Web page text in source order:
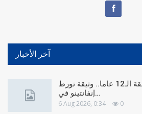
آخر الأخبار
السهم الذهبي وصفقة الـ12 عاما.. وثيقة تورط
إنفانتينو في…
6 Aug 2026, 0:34 0